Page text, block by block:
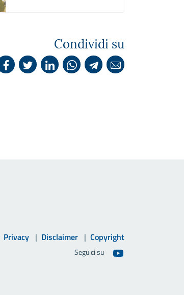
Condividi su
Privacy Disclaimer Copyright
Seguici su